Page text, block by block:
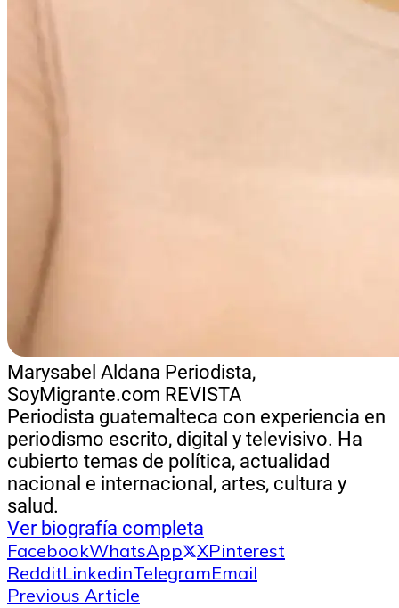
Marysabel Aldana Periodista,
SoyMigrante.com REVISTA
Periodista guatemalteca con experiencia en
periodismo escrito, digital y televisivo. Ha
cubierto temas de política, actualidad
nacional e internacional, artes, cultura y
salud.
Ver biografía completa
FacebookWhatsApp XPinterest
RedditLinkedinTelegramEmail
Previous Article